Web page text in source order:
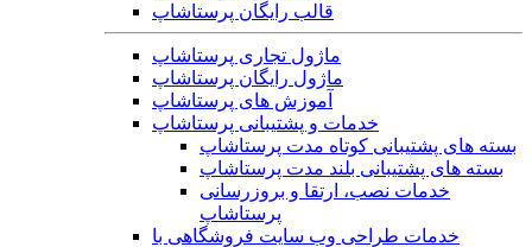
قالب رایگان پرستاشاپ
ماژول تجاری پرستاشاپ
ماژول رایگان پرستاشاپ
آموزش های پرستاشاپ
خدمات و پشتیبانی پرستاشاپ
بسته های پشتیبانی کوتاه مدت پرستاشاپ
بسته های پشتیبانی بلند مدت پرستاشاپ
خدمات نصب، ارتقا و بروزرسانی
پرستاشاپ
خدمات طراحی وب سایت فروشگاهی با